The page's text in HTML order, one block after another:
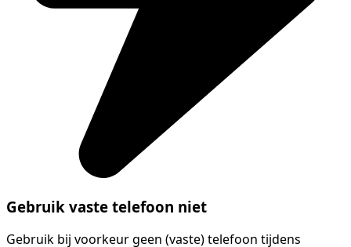
Gebruik vaste telefoon niet
Gebruik bij voorkeur geen (vaste) telefoon tijdens